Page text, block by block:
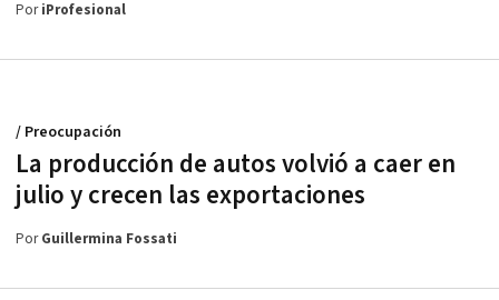
PoriProfesional
La producción de autos volvió a caer en
julio y crecen las exportaciones
/ Preocupación
PorGuillermina Fossati